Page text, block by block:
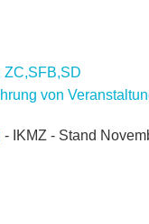
ZC,SFB,SD
von
- IKMZ - Stand